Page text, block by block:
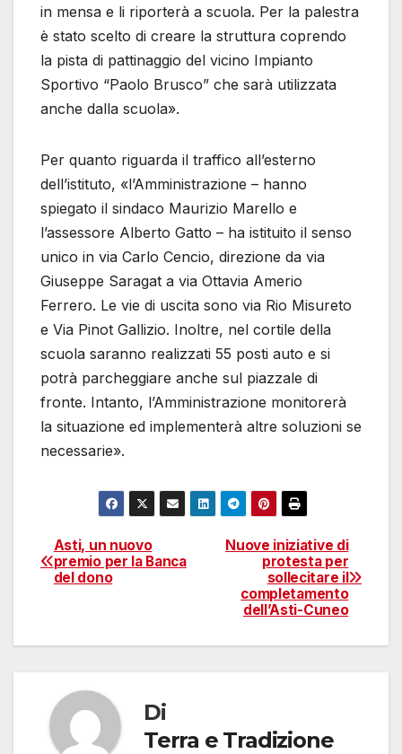
in mensa e li riporterà a scuola. Per la palestra
è stato scelto di creare la struttura coprendo
la pista di pattinaggio del vicino Impianto
Sportivo “Paolo Brusco” che sarà utilizzata
anche dalla scuola».
Per quanto riguarda il traffico all’esterno
dell’istituto, «l’Amministrazione – hanno
spiegato il sindaco Maurizio Marello e
l’assessore Alberto Gatto – ha istituito il senso
unico in via Carlo Cencio, direzione da via
Giuseppe Saragat a via Ottavia Amerio
Ferrero. Le vie di uscita sono via Rio Misureto
e Via Pinot Gallizio. Inoltre, nel cortile della
scuola saranno realizzati 55 posti auto e si
potrà parcheggiare anche sul piazzale di
fronte. Intanto, l’Amministrazione monitorerà
la situazione ed implementerà altre soluzioni se
necessarie».
Navigazione
articoli
Nuove iniziative di
protesta per
sollecitare il
completamento
dell’Asti-Cuneo
Asti, un nuovo
premio per la Banca
del dono
Di
Terra e Tradizione